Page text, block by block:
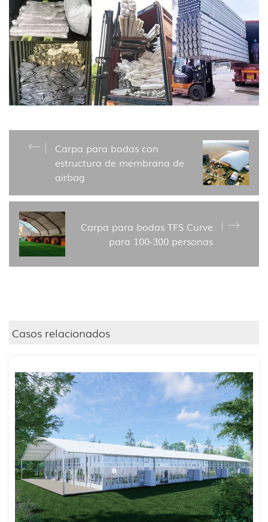
Carpa para bodas con
estructura de membrana de
airbag
Carpa para bodas TFS Curve
para 100-300 personas
Casos relacionados